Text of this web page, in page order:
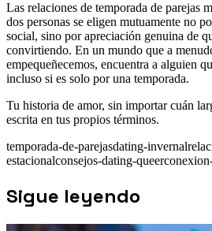
Las relaciones de temporada de parejas
dos personas se eligen mutuamente no
social, sino por apreciación genuina de
convirtiendo. En un mundo que a
empequeñecemos, encuentra a alguien
incluso si es solo por una temporada.
Tu historia de amor, sin importar cuán
escrita en tus propios términos.
temporada-de-parejasdating-invernal
estacionalconsejos-dating-queer
Sigue leyendo